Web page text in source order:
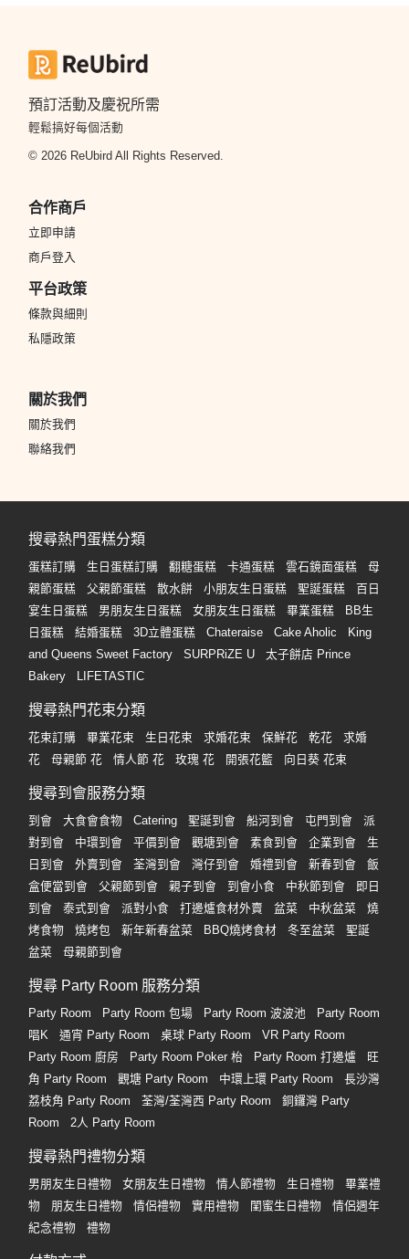
預訂活動及慶祝所需
輕鬆搞好每個活動
© 2026 ReUbird All Rights Reserved.
合作商戶
立即申請
商戶登入
平台政策
條款與細則
私隱政策
關於我們
關於我們
聯絡我們
搜尋熱門蛋糕分類
蛋糕訂購 生日蛋糕訂購 翻糖蛋糕 卡通蛋糕 雲石鏡面蛋糕
母
親節蛋糕
父親節蛋糕 散水餅 小朋友生日蛋糕 聖誕蛋糕
百日
宴生日蛋糕
男朋友生日蛋糕 女朋友生日蛋糕 畢業蛋糕
BB生
日蛋糕
結婚蛋糕 3D立體蛋糕 Chateraise Cake Aholic
King
and Queens Sweet Factory
SURPRiZE U
太子餅店 Prince
Bakery
LIFETASTIC
搜尋熱門花束分類
花束訂購 畢業花束 生日花束 求婚花束 保鮮花 乾花
求婚
花
母親節 花 情人節 花 玫瑰 花 開張花籃 向日葵 花束
搜尋到會服務分類
到會 大食會食物 Catering 聖誕到會 船河到會 屯門到會
派
對到會
中環到會 平價到會 觀塘到會 素食到會 企業到會
生
日到會
外賣到會 荃灣到會 灣仔到會 婚禮到會 新春到會
飯
盒便當到會
父親節到會 親子到會 到會小食 中秋節到會
即日
到會
泰式到會 派對小食 打邊爐食材外賣 盆菜 中秋盆菜
燒
烤食物
燒烤包 新年新春盆菜 BBQ燒烤食材 冬至盆菜
聖誕
盆菜
母親節到會
搜尋 Party Room 服務分類
Party Room Party Room 包場 Party Room 波波池
Party Room
唱K
通宵 Party Room 桌球 Party Room
VR Party Room
Party Room 廚房
Party Room Poker 枱 Party Room 打邊爐
旺
角 Party Room
觀塘 Party Room 中環上環 Party Room
長沙灣
荔枝角 Party Room
荃灣/荃灣西 Party Room
銅鑼灣 Party
Room
2人 Party Room
搜尋熱門禮物分類
男朋友生日禮物 女朋友生日禮物 情人節禮物 生日禮物
畢業禮
物
朋友生日禮物 情侶禮物 實用禮物 閨蜜生日禮物
情侶週年
紀念禮物
禮物